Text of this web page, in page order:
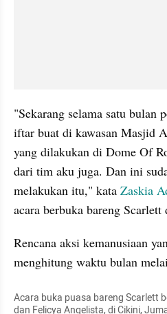
"Sekarang selama satu bulan
iftar buat di kawasan Masjid
yang dilakukan di Dome Of
dari tim aku juga. Dan ini
melakukan itu," kata Zaskia
acara berbuka bareng
Rencana aksi kemanusiaan
menghitung waktu bulan
Acara buka puasa bareng Scarlett
dan Felicya Angelista, di Cikini,